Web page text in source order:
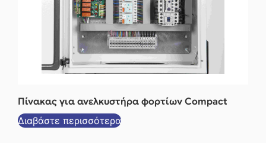
Πίνακας για ανελκυστήρα φορτίων Compact
Διαβάστε περισσότερα